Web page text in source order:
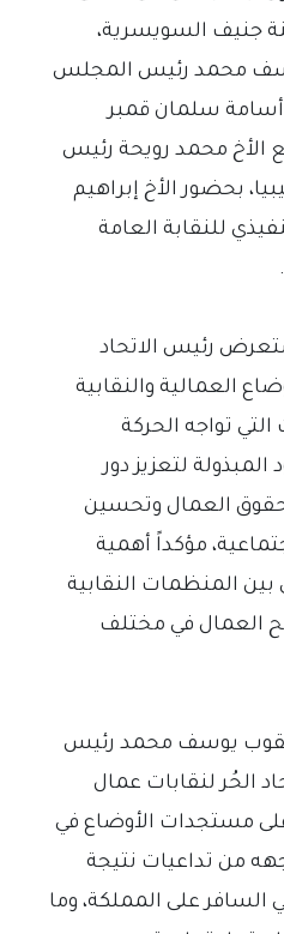
جنيف السويسرية،
محمد رئيس المجلس
أسامة سلمان قمبر
الأخ محمد رويحة رئيس
بحضور الأخ إبراهيم
للنقابة العامة
رئيس الاتحاد
العمالية والنقابية
التي تواجه الحركة
المبذولة لتعزيز دور
حقوق العمال وتحسين
مؤكداً أهمية
بين المنظمات النقابية
العمال في مختلف
يوسف محمد رئيس
الحُر لنقابات عمال
على مستجدات الأوضاع في
من تداعيات نتيجة
السافر على المملكة، وما